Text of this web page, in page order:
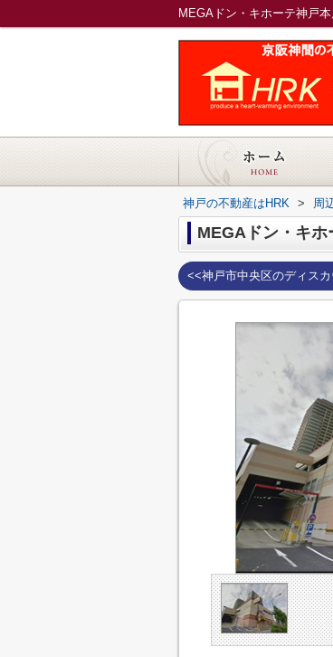
MEGAドン・キホーテ神戸
神戸の不動産はHRK > 周
MEGAドン・キホ
<<神戸市中央区のディス